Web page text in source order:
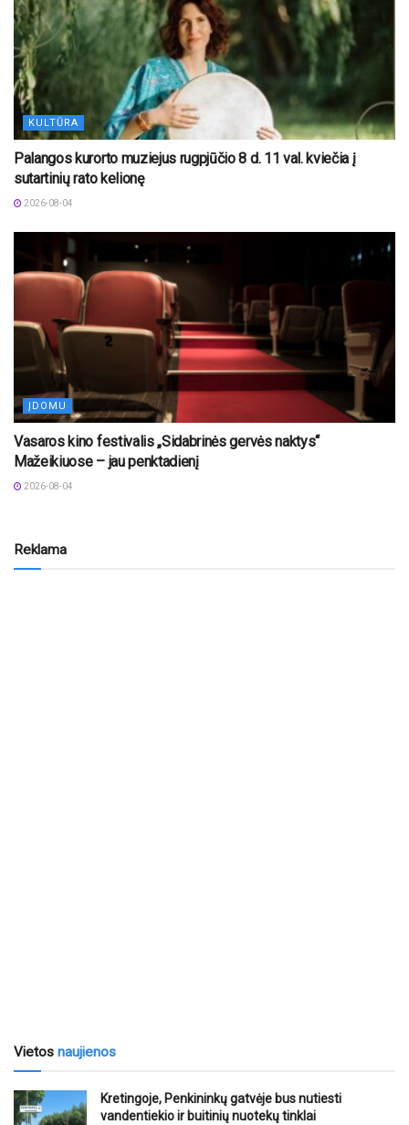
KULTŪRA
Palangos kurorto muziejus rugpjūčio 8 d. 11 val. kviečia į
sutartinių rato kelionę
2026-08-04
ĮDOMU
Vasaros kino festivalis „Sidabrinės gervės naktys“
Mažeikiuose – jau penktadienį
2026-08-04
Reklama
Vietos naujienos
Kretingoje, Penkininkų gatvėje bus nutiesti
vandentiekio ir buitinių nuotekų tinklai